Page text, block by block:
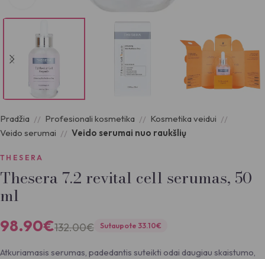
Pradžia Profesionali kosmetika
Kosmetika veidui
Veido serumai
Veido serumai nuo raukšlių
THESERA
Thesera 7.2 revital cell serumas, 50
ml
132.00€
98.90€ Sutaupote 33.10€
Atkuriamasis serumas, padedantis suteikti odai daugiau skaistumo,